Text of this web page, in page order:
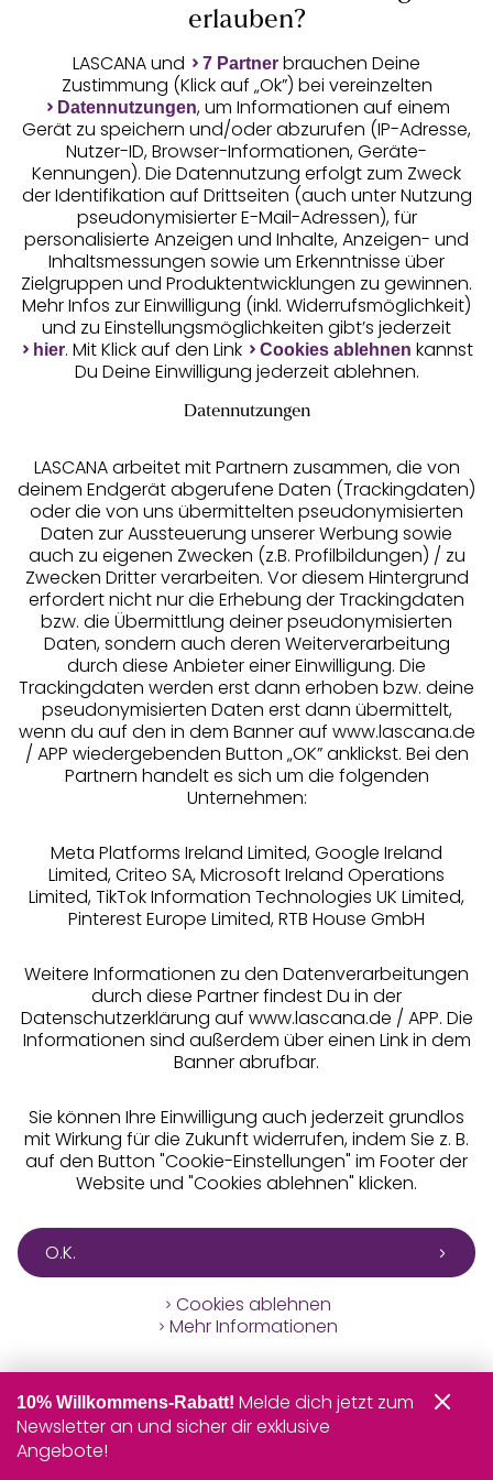
Dein modisches Outfit ergänzt du wahlweise mit
Vivance Jeggings, mit Schlupfhose, Chinohose
oderJeans.Es gibt Hosen in verschiedenen
Längen, Passformen und Materialqualitäten zu
entdecken.
Deinen Feierabend genießt du entspannt in
gemütlicherVivance Homewear. Die beliebten
Wohlfühl-Outfits sind auch perfekt für sportliche
Aktivitäten geeignet.
Nicht fehlen darf selbstverständlich das
umfangreiche Sortiment anVivance
UnterwäscheundDessous. Komfortable BHs in
unterschiedlichen Schnittformen sowie Slips und
Bodys bieten dir einen wunderbaren
Tragekomfort. Wenn du dich von deiner
verführerischen Seite zeigen möchtest, triffst du
Push-up-BHs, Pantys und Strings aus feiner
Spitze betonen raffiniert deine weiblichen Reize.
Online-Überweisung
Ratenkauf **
Versandart
10%
Rabatt
Jetzt zum Newsletter anmelden und 10%
Rabatt sichern!
Jetzt anmelden
Auszeichnungen
Geprüfte Sicherheit
Unsere Apps
Kostenlose Retoure
°Punkte sammeln
Ratenkauf **
erlauben?
LASCANA und 7 Partner brauchen Deine
Zustimmung (Klick auf „Ok”) bei vereinzelten
Datennutzungen, um Informationen auf einem
Gerät zu speichern und/oder abzurufen (IP-Adresse,
Nutzer-ID, Browser-Informationen, Geräte-
Kennungen). Die Datennutzung erfolgt zum Zweck
der Identifikation auf Drittseiten (auch unter Nutzung
pseudonymisierter E-Mail-Adressen), für
personalisierte Anzeigen und Inhalte, Anzeigen- und
Inhaltsmessungen sowie um Erkenntnisse über
Zielgruppen und Produktentwicklungen zu gewinnen.
Mehr Infos zur Einwilligung (inkl. Widerrufsmöglichkeit)
und zu Einstellungsmöglichkeiten gibt’s jederzeit
hier. Mit Klick auf den Link Cookies ablehnen kannst
Du Deine Einwilligung jederzeit ablehnen.
Datennutzungen
LASCANA arbeitet mit Partnern zusammen, die von
deinem Endgerät abgerufene Daten (Trackingdaten)
oder die von uns übermittelten pseudonymisierten
Daten zur Aussteuerung unserer Werbung sowie
auch zu eigenen Zwecken (z.B. Profilbildungen) / zu
Zwecken Dritter verarbeiten. Vor diesem Hintergrund
erfordert nicht nur die Erhebung der Trackingdaten
bzw. die Übermittlung deiner pseudonymisierten
Daten, sondern auch deren Weiterverarbeitung
durch diese Anbieter einer Einwilligung. Die
Trackingdaten werden erst dann erhoben bzw. deine
pseudonymisierten Daten erst dann übermittelt,
wenn du auf den in dem Banner auf www.lascana.de
/ APP wiedergebenden Button „OK” anklickst. Bei den
Partnern handelt es sich um die folgenden
Unternehmen:
Meta Platforms Ireland Limited, Google Ireland
Limited, Criteo SA, Microsoft Ireland Operations
Limited, TikTok Information Technologies UK Limited,
Pinterest Europe Limited, RTB House GmbH
Weitere Informationen zu den Datenverarbeitungen
durch diese Partner findest Du in der
Datenschutzerklärung auf www.lascana.de / APP. Die
Informationen sind außerdem über einen Link in dem
Banner abrufbar.
Sie können Ihre Einwilligung auch jederzeit grundlos
mit Wirkung für die Zukunft widerrufen, indem Sie z. B.
auf den Button "Cookie-Einstellungen" im Footer der
Website und "Cookies ablehnen" klicken.
O.K.
Cookies ablehnen
Mehr Informationen
10% Willkommens-Rabatt! Melde dich jetzt zum
Newsletter an und sicher dir exklusive
Angebote!